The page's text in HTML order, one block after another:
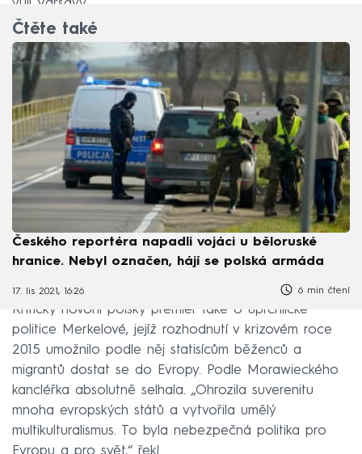
vůli Varšavy.
Čtěte také
Českého reportéra napadli vojáci u běloruské
hranice. Nebyl označen, hájí se polská armáda
17. lis 2021, 16:26 6 min čtení
Kriticky hovořil polský premiér také o uprchlické
politice Merkelové, jejíž rozhodnutí v krizovém roce
2015 umožnilo podle něj statisícům běženců a
migrantů dostat se do Evropy. Podle Morawieckého
kancléřka absolutně selhala. „Ohrozila suverenitu
mnoha evropských států a vytvořila umělý
multikulturalismus. To byla nebezpečná politika pro
Evropu a pro svět,“ řekl.